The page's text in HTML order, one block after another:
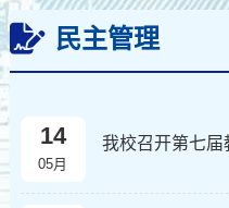
民主管理
14
05月